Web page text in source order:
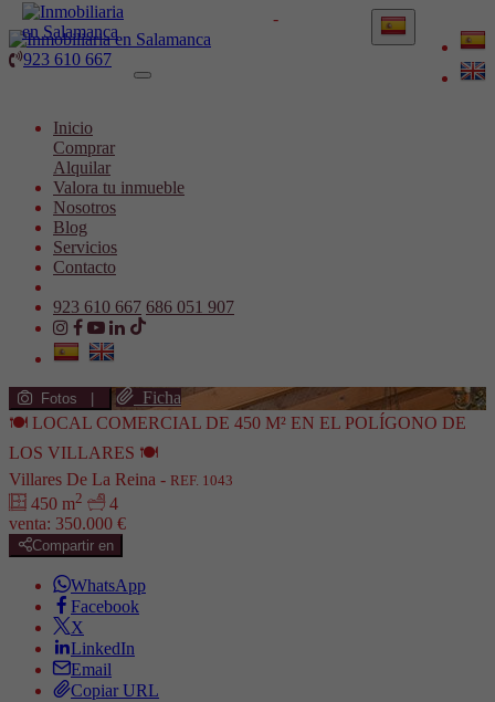
-
923 610 667
Toggle
Inicio
Comprar
Alquilar
Valora tu inmueble
Nosotros
Blog
Servicios
Contacto
923 610 667 686 051 907
Fotos
Ficha
🍽️ LOCAL COMERCIAL DE 450 M² EN EL POLÍGONO DE
LOS VILLARES 🍽️
Villares De La Reina - REF. 1043
450 m2
4
venta: 350.000 €
Compartir en
WhatsApp
Facebook
X
LinkedIn
Email
Copiar URL